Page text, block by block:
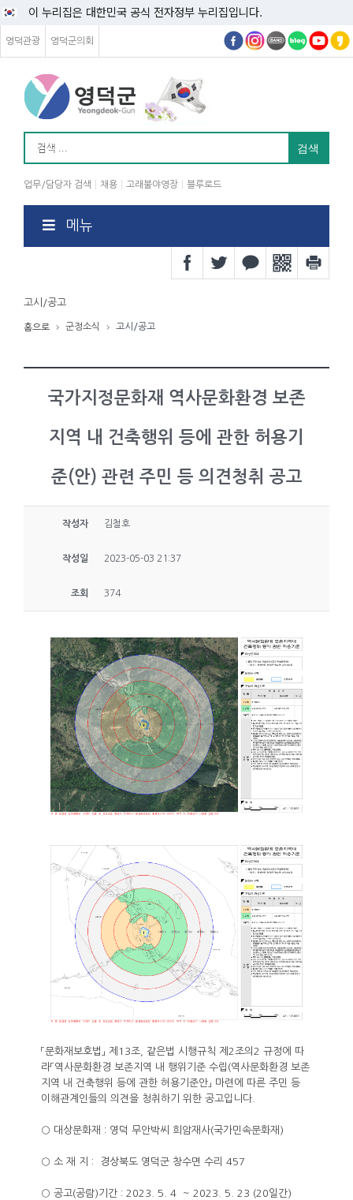
이 누리집은 대한민국 공식 전자정부 누리집입니다.
영덕관광 영덕군의회
업무/담당자 검색 채용 고래불야영장 블루로드
메뉴
고시/공고
홈으로 군정소식 고시/공고
국가지정문화재 역사문화환경 보존
지역 내 건축행위 등에 관한 허용기
준(안) 관련 주민 등 의견청취 공고
작성자 김철호
작성일 2023-05-03 21:37
조회 374
「문화재보호법」 제13조, 같은법 시행규칙 제2조의2 규정에 따
라「역사문화환경 보존지역 내 행위기준 수립(역사문화환경 보존
지역 내 건축행위 등에 관한 허용기준안」 마련에 따른 주민 등
이해관계인들의 의견을 청취하기 위한 공고입니다.
○ 대상문화재 : 영덕 무안박씨 희암재사(국가민속문화재)
○ 소 재 지 : 경상북도 영덕군 창수면 수리 457
○ 공고(공람)기간 : 2023. 5. 4 ~ 2023. 5. 23 (20일간)